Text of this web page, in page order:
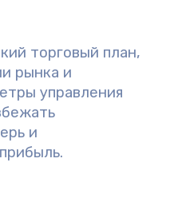
торговый план,
рынка и
управления
и